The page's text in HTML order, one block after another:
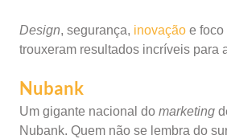
Design, segurança, inovação e foco
trouxeram resultados incríveis para
Nubank
Um gigante nacional do marketing
Nubank. Quem não se lembra do